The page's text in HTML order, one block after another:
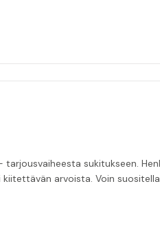
sukitukseen.
arvoista. Voin